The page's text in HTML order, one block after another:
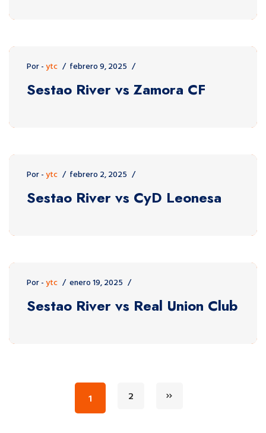
Por -ytc febrero 9, 2025
Sestao River vs Zamora CF
Por -ytc febrero 2, 2025
Sestao River vs CyD Leonesa
Por -ytc enero 19, 2025
Sestao River vs Real Union Club
1 2